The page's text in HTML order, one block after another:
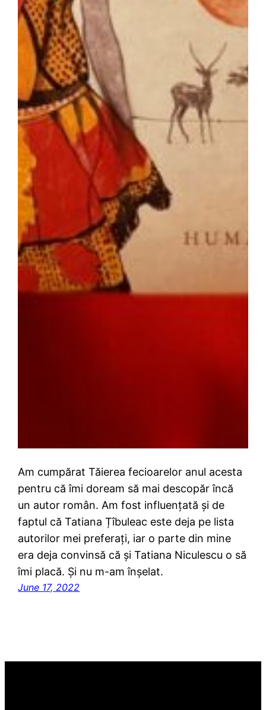
Am cumpărat Tăierea fecioarelor anul acesta
pentru că îmi doream să mai descopăr încă
un autor român. Am fost influențată și de
faptul că Tatiana Țîbuleac este deja pe lista
autorilor mei preferați, iar o parte din mine
era deja convinsă că și Tatiana Niculescu o să
îmi placă. Și nu m-am înșelat.
June 17, 2022